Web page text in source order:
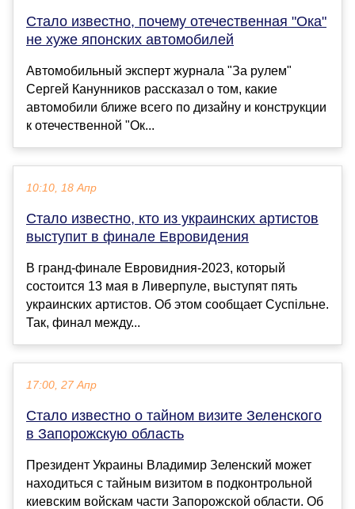
Стало известно, почему отечественная "Ока"
не хуже японских автомобилей
Автомобильный эксперт журнала "За рулем"
Сергей Канунников рассказал о том, какие
автомобили ближе всего по дизайну и конструкции
к отечественной "Ок...
10:10, 18 Апр
Стало известно, кто из украинских артистов
выступит в финале Евровидения
В гранд-финале Евровидния-2023, который
состоится 13 мая в Ливерпуле, выступят пять
украинских артистов. Об этом сообщает Суспільне.
Так, финал между...
17:00, 27 Апр
Стало известно о тайном визите Зеленского
в Запорожскую область
Президент Украины Владимир Зеленский может
находиться с тайным визитом в подконтрольной
киевским войскам части Запорожской области. Об